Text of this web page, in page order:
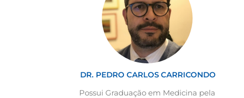
DR. PEDRO CARLOS CARRICONDO
Possui Graduação em Medicina pela